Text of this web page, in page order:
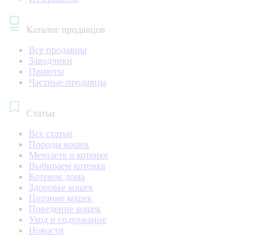
Каталог продавцов
Все продавцы
Заводчики
Приюты
Частные продавцы
Статьи
Все статьи
Породы кошек
Мечтаете о котенке
Выбираем котенка
Котенок дома
Здоровье кошек
Питание кошек
Поведение кошек
Уход и содержание
Новости